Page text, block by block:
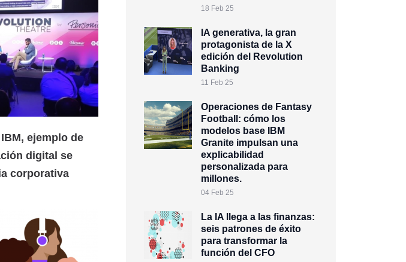
ejemplo de
digital se
corporativa
18 Feb 25
IA generativa, la gran
protagonista de la X
edición del Revolution
Banking
11 Feb 25
Operaciones de Fantasy
Football: cómo los
modelos base IBM
Granite impulsan una
explicabilidad
personalizada para
millones.
04 Feb 25
La IA llega a las finanzas:
seis patrones de éxito
para transformar la
función del CFO